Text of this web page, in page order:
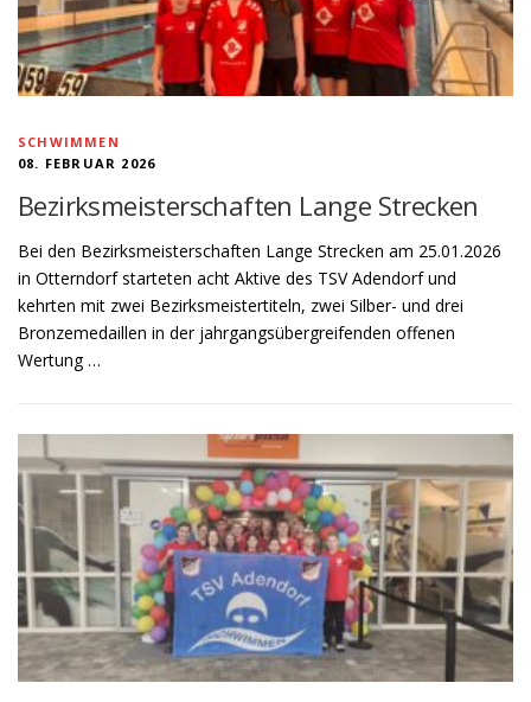
SCHWIMMEN
08. FEBRUAR 2026
Bezirksmeisterschaften Lange Strecken
Bei den Bezirksmeisterschaften Lange Strecken am 25.01.2026
in Otterndorf starteten acht Aktive des TSV Adendorf und
kehrten mit zwei Bezirksmeistertiteln, zwei Silber- und drei
Bronzemedaillen in der jahrgangsübergreifenden offenen
Wertung …